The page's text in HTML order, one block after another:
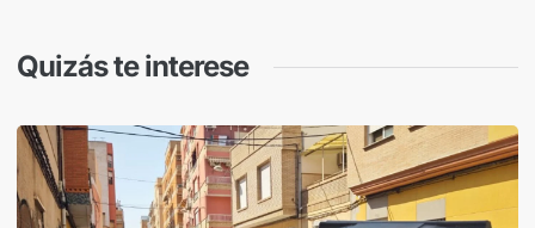
Quizás te interese